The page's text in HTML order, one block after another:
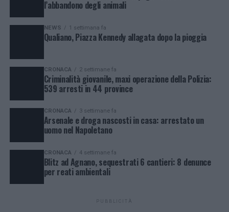
l’abbandono degli animali
NEWS 1 settimana fa
Qualiano, Piazza Kennedy allagata dopo la pioggia
CRONACA 2 settimane fa
Criminalità giovanile, maxi operazione della Polizia:
539 arresti in 44 province
CRONACA 3 settimane fa
Arsenale e droga nascosti in casa: arrestato un
uomo nel Napoletano
CRONACA 4 settimane fa
Blitz ad Agnano, sequestrati 6 cantieri: 8 denunce
per reati ambientali
PUBBLICITÀ